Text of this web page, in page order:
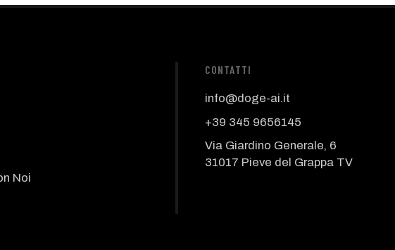
Noi
CONTATTI
info@doge-ai.it
+39 345 9656145
Via Giardino Generale, 6
31017 Pieve del Grappa TV